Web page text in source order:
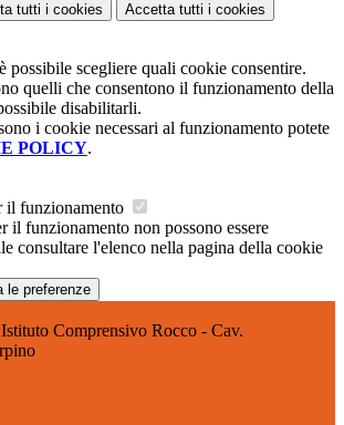
tutti i cookies Accetta tutti i cookies
possibile scegliere quali cookie consentire.
quelli che consentono il funzionamento della
disabilitarli.
i cookie necessari al funzionamento potete
POLICY.
il funzionamento
il funzionamento non possono essere
consultare l'elenco nella pagina della cookie
le preferenze
Istituto Comprensivo Rocco - Cav.